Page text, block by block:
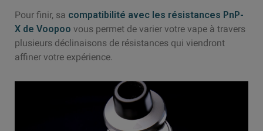
Pour finir, sa compatibilité avec les résistances PnP-
X de Voopoo vous permet de varier votre vape à travers
plusieurs déclinaisons de résistances qui viendront
affiner votre expérience.